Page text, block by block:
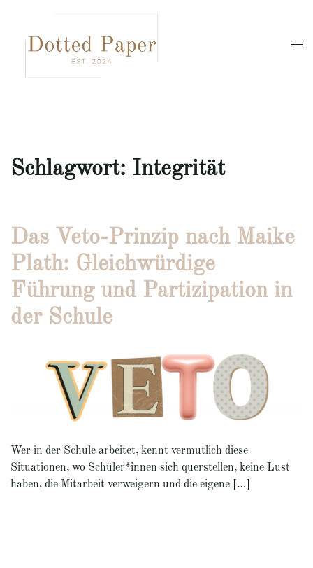
springen
Schlagwort: Integrität
Das Veto-Prinzip nach Maike
Plath: Gleichwürdige
Führung und Partizipation in
der Schule
Wer in der Schule arbeitet, kennt vermutlich diese
Situationen, wo Schüler*innen sich querstellen, keine Lust
haben, die Mitarbeit verweigern und die eigene […]